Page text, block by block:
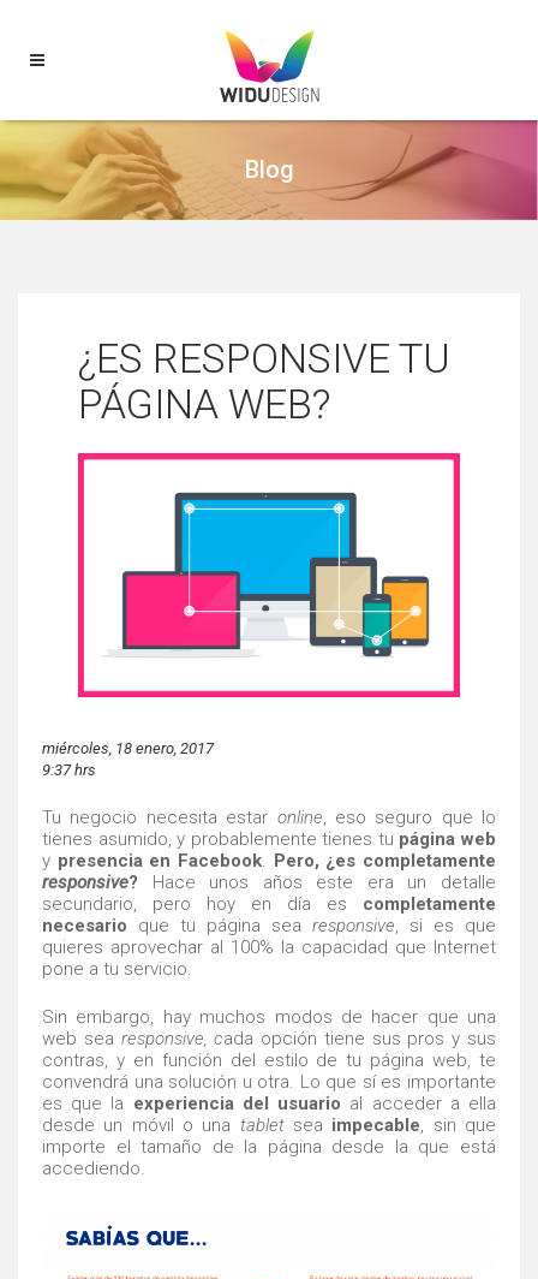
Blog
¿ES RESPONSIVE TU
PÁGINA WEB?
miércoles, 18 enero, 2017
9:37 hrs
Tu negocio necesita estar online , eso seguro que lo
tienes asumido, y probablemente tienes tu página web
y presencia en Facebook
Pero, ¿es completamente
responsive? Hace unos años este era un detalle
secundario, pero hoy en día es completamente
necesario que tu página sea responsive , si es que
quieres aprovechar al 100% la capacidad que Internet
pone a tu servicio.
Sin embargo, hay muchos modos de hacer que una
web sea responsive, cada opción tiene sus pros y sus
contras, y en función del estilo de tu página web, te
convendrá una solución u otra. Lo que sí es importante
es que la experiencia del usuario al acceder a ella
desde un móvil o una tabletsea impecable , sin que
importe el tamaño de la página desde la que está
accediendo.